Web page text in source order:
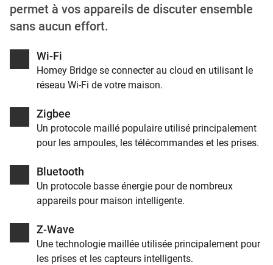
permet à vos appareils de discuter ensemble
sans aucun effort.
Wi-Fi
Homey Bridge se connecter au cloud en utilisant le
réseau Wi-Fi de votre maison.
Zigbee
Un protocole maillé populaire utilisé principalement
pour les ampoules, les télécommandes et les prises.
Bluetooth
Un protocole basse énergie pour de nombreux
appareils pour maison intelligente.
Z-Wave
Une technologie maillée utilisée principalement pour
les prises et les capteurs intelligents.